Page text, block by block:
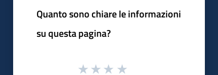
Quanto sono chiare le informazioni
su questa pagina?